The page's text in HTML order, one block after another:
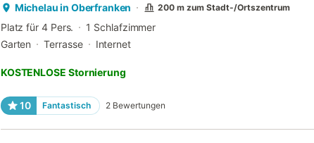
Michelau in Oberfranken 200 m zum Stadt-/Ortszentrum
Platz für 4 Pers.
1 Schlafzimmer
Garten
Terrasse Internet
KOSTENLOSE Stornierung
10 Fantastisch 2 Bewertungen